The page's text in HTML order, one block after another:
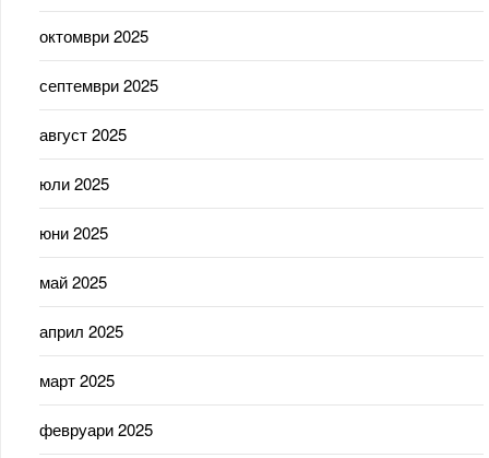
октомври 2025
септември 2025
август 2025
юли 2025
юни 2025
май 2025
април 2025
март 2025
февруари 2025